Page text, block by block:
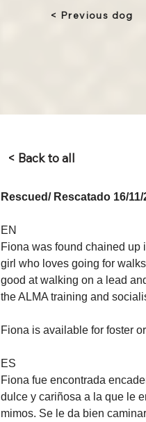
< Back to all
Rescued/ Rescatado 16/11/
EN
Fiona was found chained up
girl who loves going for
good at walking on a lead
the ALMA training and
Fiona is available for foster
ES
Fiona fue encontrada
dulce y cariñosa a la que le
mimos. Se le da bien
< Previous dog